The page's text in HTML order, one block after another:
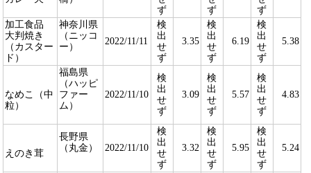
ず
ず
ず
加工食品
大判焼き
（カスター
ド）
神奈川県
（ニッコ
ー）
2022/11/11
検
出
せ
ず
3.35
検
出
せ
ず
6.19
検
出
せ
ず
5.38
なめこ（中
粒）
福島県
（ハッピ
ファー
ム）
2022/11/10
検
出
せ
ず
3.09
検
出
せ
ず
5.57
検
出
せ
ず
4.83
えのき茸
長野県
（丸金）
2022/11/10
検
出
せ
ず
3.32
検
出
せ
ず
5.95
検
出
せ
ず
5.24